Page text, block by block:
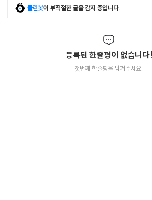
클린봇이 부적절한 글을 감지 중입니다.
등록된 한줄평이 없습니다!
첫번째 한줄평을 남겨주세요.